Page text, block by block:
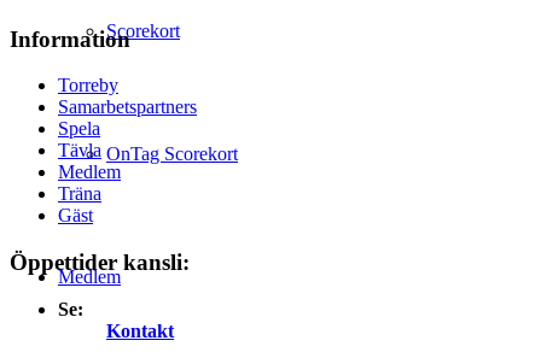
Scorekort
OnTag Scorekort
Medlem
Information
Torreby
Samarbetspartners
Spela
Tävla
Medlem
Träna
Gäst
Öppettider kansli:
Se:
Kontakt